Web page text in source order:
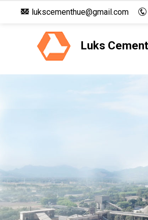
lukscementhue@gmail.com
Luks